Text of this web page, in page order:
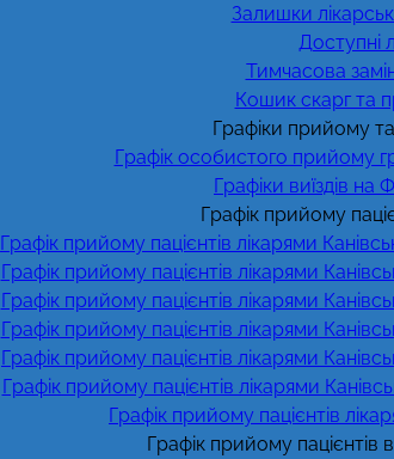
Залишки
Доступні
Тимчасова
Кошик скарг та
Графіки прийому та
Графік особистого прийому
Графіки виїздів
Графік прийому
Графік прийому пацієнтів лікарями
Графік прийому пацієнтів лікарями
Графік прийому пацієнтів лікарями
Графік прийому пацієнтів лікарями
Графік прийому пацієнтів лікарями
Графік прийому пацієнтів лікарями
Графік прийому пацієнтів
Графік прийому пацієнтів